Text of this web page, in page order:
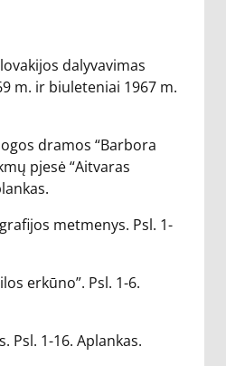
dalyvavimas
m. ir biuleteniai 1967 m.
dramos “Barbora
pjesė “Aitvaras
metmenys. Psl. 1-
erkūno”. Psl. 1-6.
Psl. 1-16. Aplankas.